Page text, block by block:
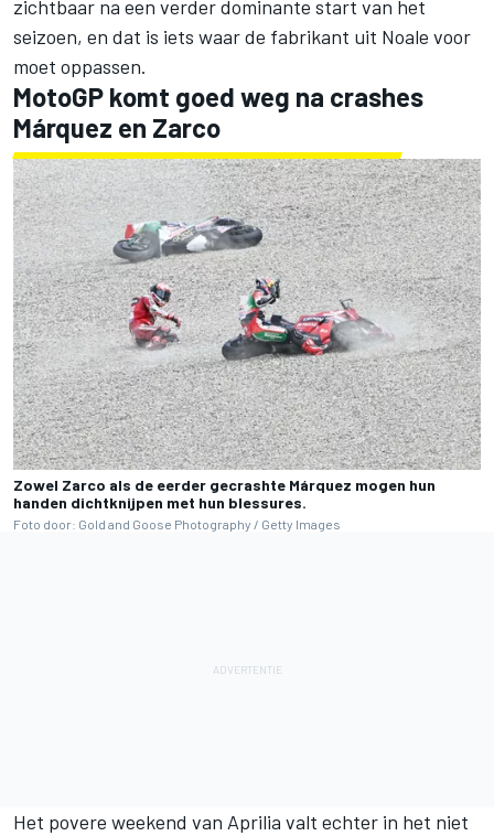
zichtbaar na een verder dominante start van het
seizoen, en dat is iets waar de fabrikant uit Noale voor
moet oppassen.
MotoGP komt goed weg na crashes
Márquez en Zarco
Zowel Zarco als de eerder gecrashte Márquez mogen hun
handen dichtknijpen met hun blessures.
Foto door: Gold and Goose Photography / Getty Images
Het povere weekend van Aprilia valt echter in het niet